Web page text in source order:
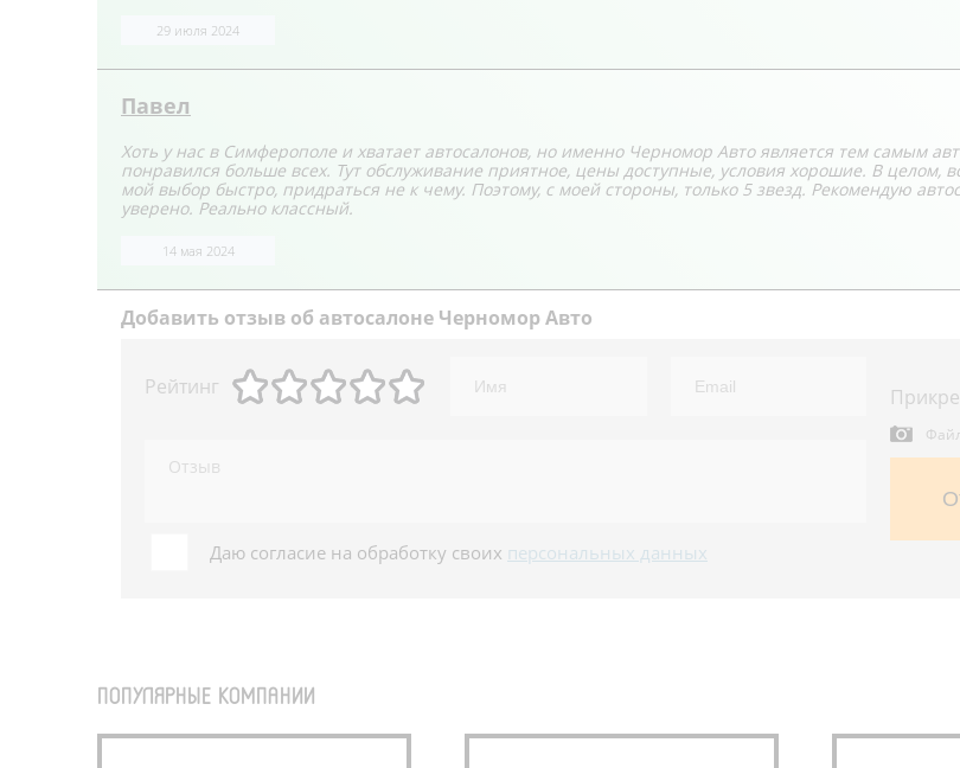
29 июля 2024
Павел
Хоть у нас в Симферополе и хватает автосалонов, но именно Черномор Авто является тем самым
понравился больше всех. Тут обслуживание приятное, цены доступные, условия хорошие. В целом,
мой выбор быстро, придраться не к чему. Поэтому, с моей стороны, только 5 звезд. Рекомендую
уверено. Реально классный.
14 мая 2024
Добавить отзыв об автосалоне Черномор Авто
Рейтинг
Даю согласие на обработку своих персональных данных
ПОПУЛЯРНЫЕ КОМПАНИИ